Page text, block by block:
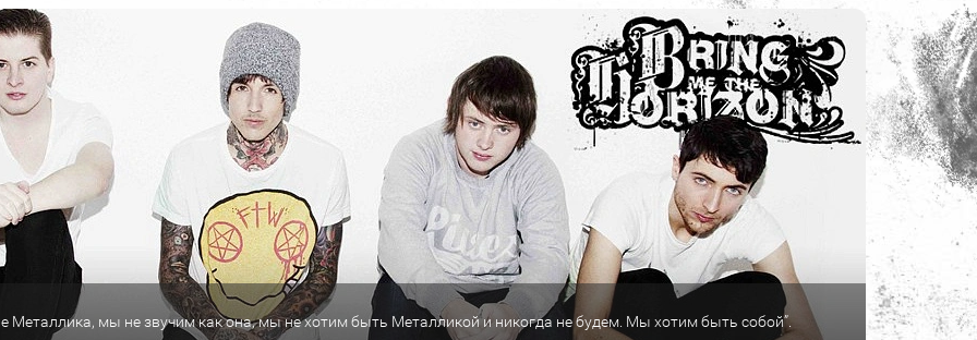
Металлика, мы не звучим как она, мы не хотим быть Металликой и никогда не будем. Мы хотим быть собой”.